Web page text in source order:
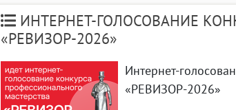
ИНТЕРНЕТ-ГОЛОСОВАНИЕ
«РЕВИЗОР-2026»
Интернет-
«РЕВИЗОР-2026»